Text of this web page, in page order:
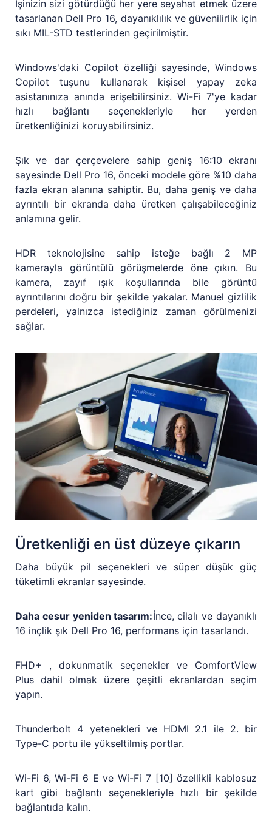
İşinizin sizi götürdüğü her yere seyahat etmek üzere
tasarlanan Dell Pro 16, dayanıklılık ve güvenilirlik için
sıkı MIL-STD testlerinden geçirilmiştir.
Windows'daki Copilot özelliği sayesinde, Windows
Copilot tuşunu kullanarak kişisel yapay zeka
asistanınıza anında erişebilirsiniz. Wi-Fi 7'ye kadar
hızlı bağlantı seçenekleriyle her yerden
üretkenliğinizi koruyabilirsiniz.
Şık ve dar çerçevelere sahip geniş 16:10 ekranı
sayesinde Dell Pro 16, önceki modele göre %10 daha
fazla ekran alanına sahiptir. Bu, daha geniş ve daha
ayrıntılı bir ekranda daha üretken çalışabileceğiniz
anlamına gelir.
HDR teknolojisine sahip isteğe bağlı 2 MP
kamerayla görüntülü görüşmelerde öne çıkın. Bu
kamera, zayıf ışık koşullarında bile görüntü
ayrıntılarını doğru bir şekilde yakalar. Manuel gizlilik
perdeleri, yalnızca istediğiniz zaman görülmenizi
sağlar.
Üretkenliği en üst düzeye çıkarın
Daha büyük pil seçenekleri ve süper düşük güç
tüketimli ekranlar sayesinde.
Daha cesur yeniden tasarım:İnce, cilalı ve dayanıklı
16 inçlik şık Dell Pro 16, performans için tasarlandı.
FHD+ , dokunmatik seçenekler ve ComfortView
Plus dahil olmak üzere çeşitli ekranlardan seçim
yapın.
Thunderbolt 4 yetenekleri ve HDMI 2.1 ile 2. bir
Type-C portu ile yükseltilmiş portlar.
Wi-Fi 6, Wi-Fi 6 E ve Wi-Fi 7 [10] özellikli kablosuz
kart gibi bağlantı seçenekleriyle hızlı bir şekilde
bağlantıda kalın.